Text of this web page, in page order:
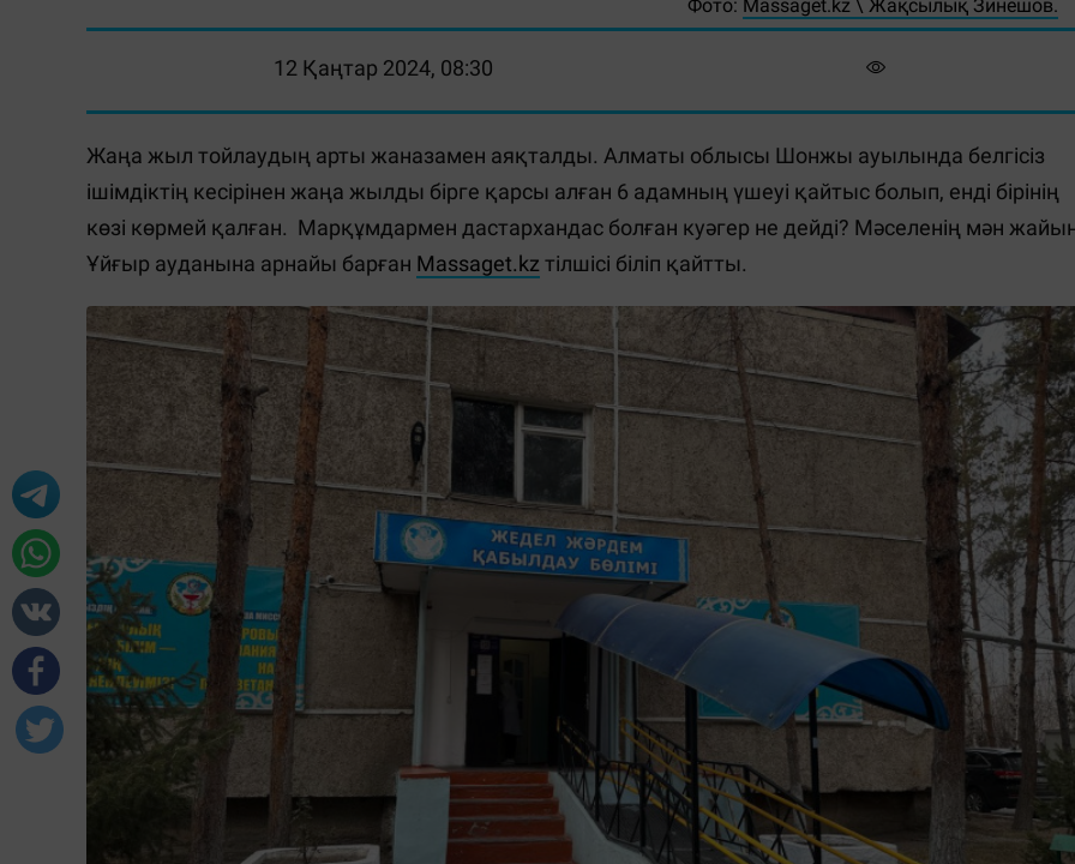
Фото: Massaget.kz \ Жақсылық Зинешов.
12 Қаңтар 2024, 08:30
Жаңа жыл тойлаудың арты жаназамен аяқталды. Алматы облысы Шонжы ауылында белгісіз
ішімдіктің кесірінен жаңа жылды бірге қарсы алған 6 адамның үшеуі қайтыс болып, енді бірінің
көзі көрмей қалған. Марқұмдармен дастархандас болған куәгер не дейді? Мәселенің мән
Ұйғыр ауданына арнайы барған Massaget.kz тілшісі біліп қайтты.